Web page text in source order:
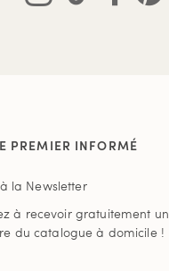
PREMIER INFORMÉ
la Newsletter
à recevoir gratuitement un
du catalogue à domicile !